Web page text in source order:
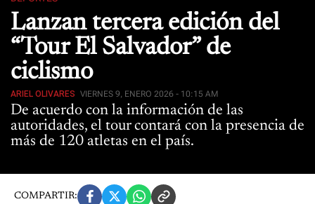
Lanzan tercera edición del
“Tour El Salvador” de
ciclismo
ARIEL OLIVARES VIERNES 9, ENERO 2026 - 10:15 AM
De acuerdo con la información de las
autoridades, el tour contará con la presencia de
más de 120 atletas en el país.
COMPARTIR: